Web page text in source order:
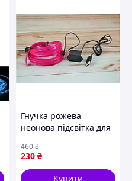
Гнучка рожева
неонова підсвітка для
метри з під'єднанням
через USB
230 ₴
460₴
Купити